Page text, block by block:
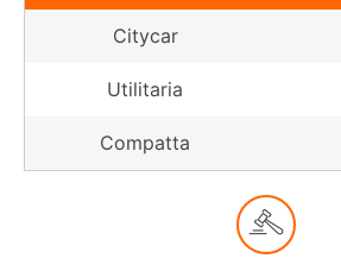
Citycar
Utilitaria
Compatta